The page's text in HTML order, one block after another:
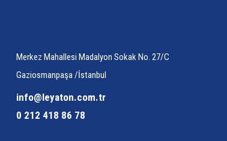
Merkez Mahallesi Madalyon Sokak No. 27/C
Gaziosmanpaşa /İstanbul
info@leyaton.com.tr
0 212 418 86 78